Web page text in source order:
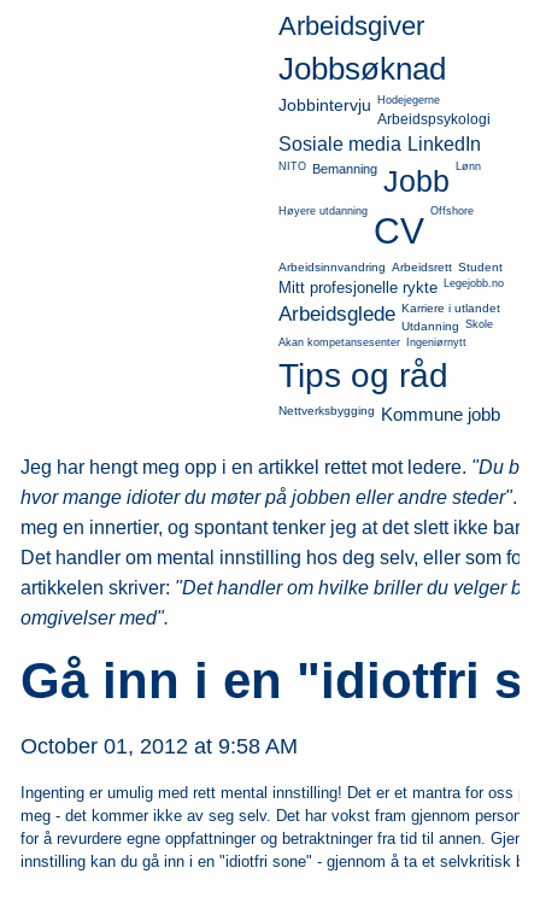
Arbeidsgiver
Jobbsøknad
Jobbintervju Hodejegerne
Arbeidspsykologi
Sosiale media LinkedIn
NITO Bemanning Jobb Lønn
Høyere utdanning CV Offshore
Arbeidsinnvandring Arbeidsrett Student
Mitt profesjonelle rykte Legejobb.no
Arbeidsglede Karriere i utlandet
Utdanning Skole
Akan kompetansesenter
Ingeniørnytt
Tips og råd
Nettverksbygging Kommune jobb
Jeg har hengt meg opp i en artikkel rettet mot ledere. "Du
hvor mange idioter du møter på jobben eller andre steder".
meg en innertier, og spontant tenker jeg at det slett ikke bare
Det handler om mental innstilling hos deg selv, eller som
artikkelen skriver: "Det handler om hvilke briller du velger
omgivelser med".
Gå inn i en "idiotfri
October 01, 2012 at 9:58 AM
Ingenting er umulig med rett mental innstilling! Det er et mantra for oss på
meg - det kommer ikke av seg selv. Det har vokst fram gjennom
for å revurdere egne oppfattninger og betraktninger fra tid til annen.
innstilling kan du gå inn i en "idiotfri sone" - gjennom å ta et selvkritisk